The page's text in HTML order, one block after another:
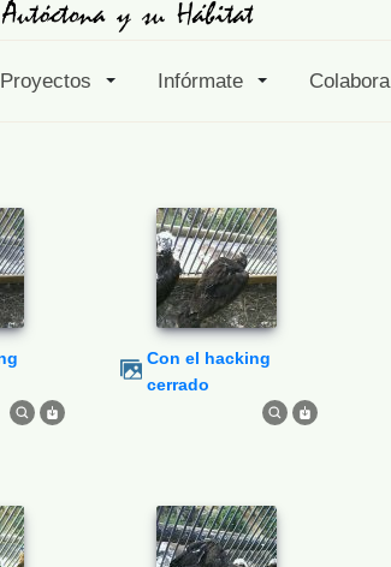
Proyectos Infórmate Colabora
Con el hacking
cerrado